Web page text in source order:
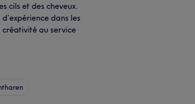
cils et des cheveux.
dans les
créativité au service